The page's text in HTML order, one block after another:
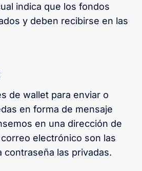
indica que los fondos
y deben recibirse en las
de wallet para enviar o
en forma de mensaje
en una dirección de
electrónico son las
contraseña las privadas.